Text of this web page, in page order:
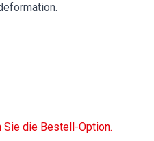
die Bestell-Option.